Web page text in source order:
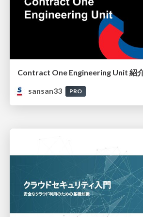
Contract One Engineering Unit 紹
sansan33
PRO